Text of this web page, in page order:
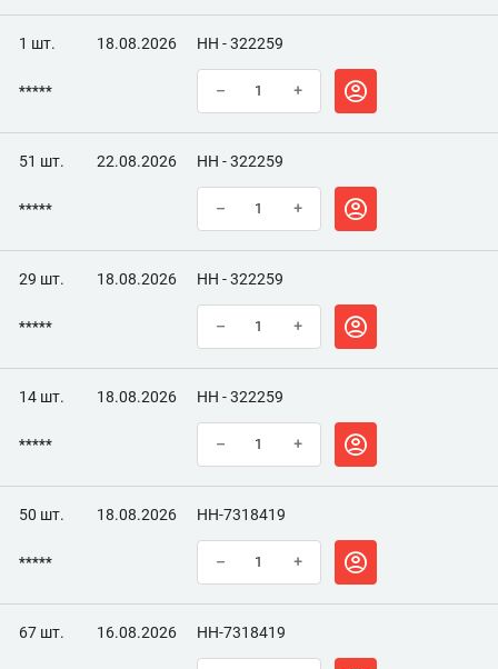
1 шт. 18.08.2026 НН - 322259
***** – +
51 шт. 22.08.2026 НН - 322259
***** – +
29 шт. 18.08.2026 НН - 322259
***** – +
14 шт. 18.08.2026 НН - 322259
***** – +
50 шт. 18.08.2026 НН-7318419
***** – +
67 шт. 16.08.2026 НН-7318419